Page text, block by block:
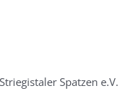
Spatzen e.V.